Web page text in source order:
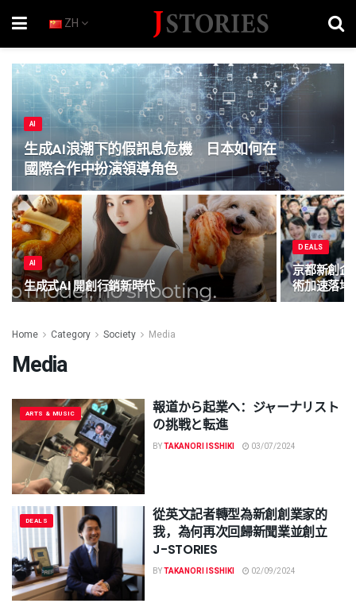
ZH
AI
生成AI浪潮下的假訊息危機 日本如何在
國際合作中扮演領導角色
AI
生成式AI 開創行銷新時代
DEALS
京都新創
術加速落地
Home Category Society Media
Media
ARTS & MUSIC
報道から起業へ：ジャーナリスト
の挑戦と転進
BYTAKANORI ISSHIKI 03/07/2024
DEALS
從英文記者轉型為新創創業家的
我，為何再次回歸新聞業並創立
J-STORIES
BYTAKANORI ISSHIKI 02/09/2024